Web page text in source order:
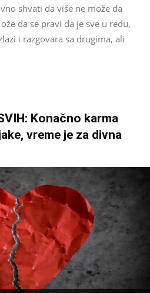
shvati da više ne može da
da se pravi da je sve u redu,
i razgovara sa drugima, ali
Konačno karma
vreme je za divna